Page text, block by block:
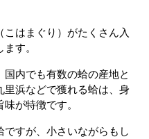
はまぐり）がたくさん入
す。
内でも有数の蛤の産地と
里浜などで獲れる蛤は、身
が特徴です。
すが、小さいながらもし